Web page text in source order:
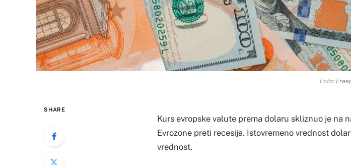
Foto:
SHARE
Kurs evropske valute prema dolaru skliznuo je na
Evrozone preti recesija. Istovremeno vrednost
vrednost.